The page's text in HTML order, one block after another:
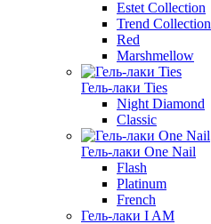
Estet Collection
Trend Collection
Red
Marshmellow
Гель-лаки Ties
Night Diamond
Classic
Гель-лаки One Nail
Flash
Platinum
French
Гель-лаки I AM